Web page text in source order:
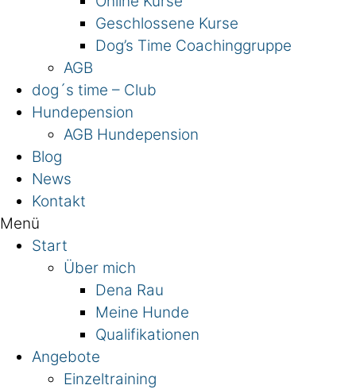
Geschlossene Kurse
Dog’s Time Coachinggruppe
AGB
dog´s time – Club
Hundepension
AGB Hundepension
Blog
News
Kontakt
Menü
Start
Über mich
Dena Rau
Meine Hunde
Qualifikationen
Angebote
Einzeltraining